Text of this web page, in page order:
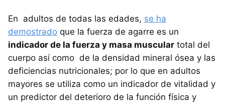
En adultos de todas las edades, se ha
demostrado que la fuerza de agarre es un
indicador de la fuerza y masa muscular total del
cuerpo así como de la densidad mineral ósea y las
deficiencias nutricionales; por lo que en adultos
mayores se utiliza como un indicador de vitalidad y
un predictor del deterioro de la función física y